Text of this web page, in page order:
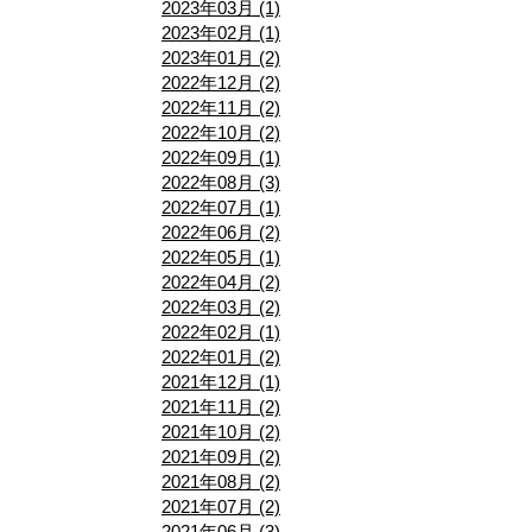
2023年03月 (1)
2023年02月 (1)
2023年01月 (2)
2022年12月 (2)
2022年11月 (2)
2022年10月 (2)
2022年09月 (1)
2022年08月 (3)
2022年07月 (1)
2022年06月 (2)
2022年05月 (1)
2022年04月 (2)
2022年03月 (2)
2022年02月 (1)
2022年01月 (2)
2021年12月 (1)
2021年11月 (2)
2021年10月 (2)
2021年09月 (2)
2021年08月 (2)
2021年07月 (2)